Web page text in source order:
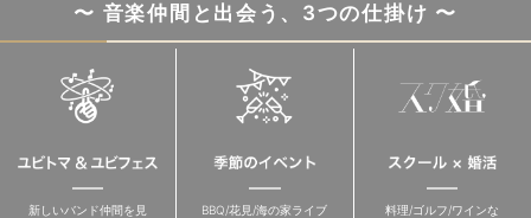
〜 音楽仲間と出会う、3つの仕掛け 〜
新しいバンド仲間を見
BBQ/花見/海の家ライブ
料理/ゴルフ/ワインな